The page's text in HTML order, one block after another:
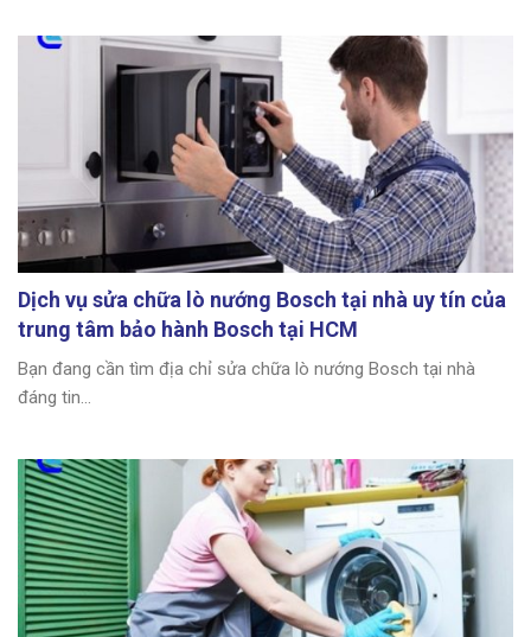
Dịch vụ sửa chữa lò nướng Bosch tại nhà uy tín của
trung tâm bảo hành Bosch tại HCM
Bạn đang cần tìm địa chỉ sửa chữa lò nướng Bosch tại nhà
đáng tin...